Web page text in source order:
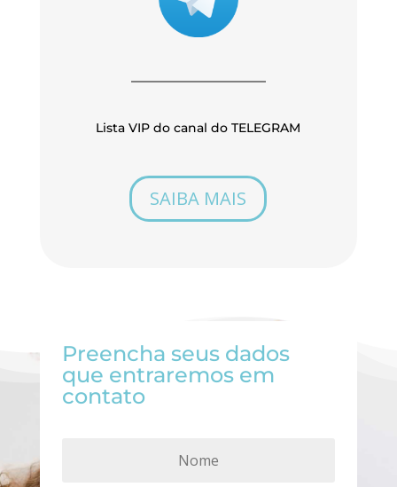
Lista VIP do canal do TELEGRAM
SAIBA MAIS
Preencha seus dados
que entraremos em
contato